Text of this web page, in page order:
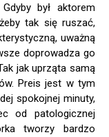
był aktorem
tak się ruszać,
uważną
doprowadza go
jak uprząta samą
Preis jest w tym
spokojnej minuty,
od patologicznej
tworzy bardzo